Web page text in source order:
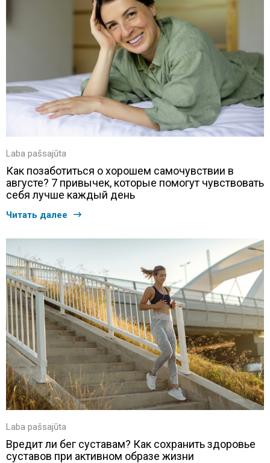
Laba pašsajūta
Как позаботиться о хорошем самочувствии в
августе? 7 привычек, которые помогут чувствовать
себя лучше каждый день
Читать далее
Laba pašsajūta
Вредит ли бег суставам? Как сохранить здоровье
суставов при активном образе жизни